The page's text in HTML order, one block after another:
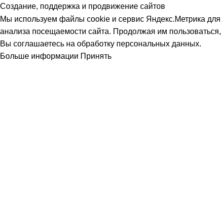
Создание, поддержка и продвижение сайтов
Мы используем файлы cookie и сервис Яндекс.Метрика для
анализа посещаемости сайта. Продолжая им пользоваться,
Вы соглашаетесь на обработку персональных данных.
Больше информации Принять